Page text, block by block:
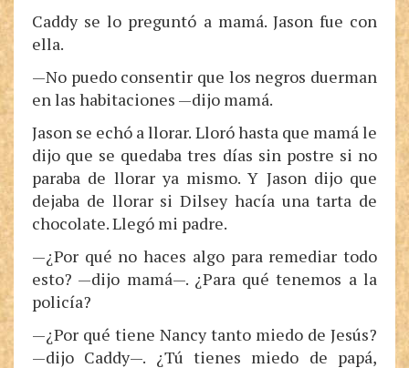
Caddy se lo preguntó a mamá. Jason fue con
ella.
—No puedo consentir que los negros duerman
en las habitaciones —dijo mamá.
Jason se echó a llorar. Lloró hasta que mamá le
dijo que se quedaba tres días sin postre si no
paraba de llorar ya mismo. Y Jason dijo que
dejaba de llorar si Dilsey hacía una tarta de
chocolate. Llegó mi padre.
—¿Por qué no haces algo para remediar todo
esto? —dijo mamá—. ¿Para qué tenemos a la
policía?
—¿Por qué tiene Nancy tanto miedo de Jesús?
—dijo Caddy—. ¿Tú tienes miedo de papá,